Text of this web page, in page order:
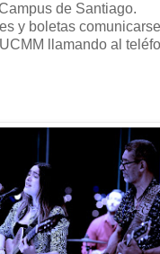
de Santiago.
y boletas
llamando al